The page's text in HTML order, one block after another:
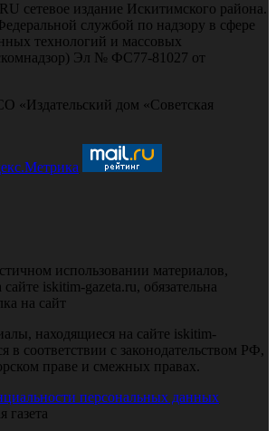
сетевое издание Искитимского района.
службой по надзору в сфере
технологий и массовых
Эл № ФС77-81027 от
«Издательский дом «Советская
использовании материалов,
iskitim-gazeta.ru, обязательна
на сайт
находящиеся на сайте iskitim-
в соответствии с законодательством РФ,
праве и смежных правах.
персональных данных
газета